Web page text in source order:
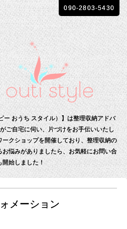
ー おうち スタイル）】は整理収納アドバ
ご自宅に伺い、片づけをお手伝いいたし
ークショップを開催しており、整理収納の
お悩みがありましたら、お気軽にお問い合
始しました！
090-2803-5430
メーション